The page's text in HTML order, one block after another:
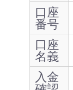
口座
番号
口座
名義
入金